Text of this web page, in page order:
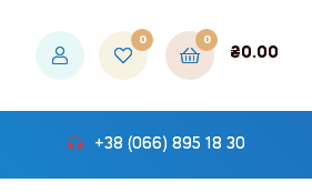
0 0
₴0.00
+38 (066) 895 18 30